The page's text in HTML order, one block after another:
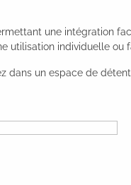
une intégration
utilisation individuelle ou
dans un espace de